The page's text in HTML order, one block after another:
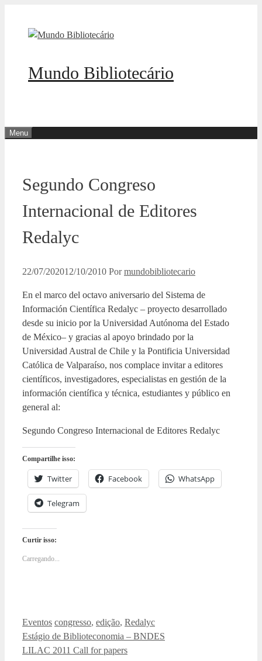
Mundo Bibliotecário
Menu
Segundo Congreso
Internacional de Editores
Redalyc
22/07/202012/10/2010 Pormundobibliotecario
En el marco del octavo aniversario del Sistema de
Información Científica Redalyc – proyecto desarrollado
desde su inicio por la Universidad Autónoma del Estado
de México– y gracias al apoyo brindado por la
Universidad Austral de Chile y la Pontificia Universidad
Católica de Valparaíso, nos complace invitar a editores
científicos, investigadores, especialistas en gestión de la
información científica y técnica, estudiantes y público en
general al:
Segundo Congreso Internacional de Editores Redalyc
Compartilhe isso:
Twitter Facebook WhatsApp
Telegram
Curtir isso:
Carregando...
Categorias
Eventos Tags
congresso, edição, Redalyc
Estágio de Biblioteconomia – BNDES
LILAC 2011 Call for papers